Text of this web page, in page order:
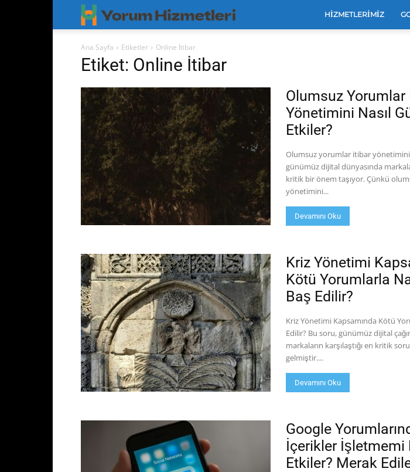
Google
Google
Yorumları
HIZMETLERIMIZ
Ana Sayfa Etiketler Online İtibar
Etiket: Online İtibar
Olumsuz Yorumlar
Yönetimini Nasıl
Etkiler?
Olumsuz yorumlar itibar yönetimini
günümüz dijital dünyasında
kritik bir önem taşıyor. Çünkü
yönetimini...
Devamını Oku
Kriz Yönetimi
Kötü Yorumlarla
Baş Edilir?
Kriz Yönetimi Kapsamında Kötü
Edilir? Bu soru, günümüz dijital
markaların karşılaştığı en kritik
gelmiştir....
Devamını Oku
Google
İçerikler İşletmemi
Etkiler? Merak